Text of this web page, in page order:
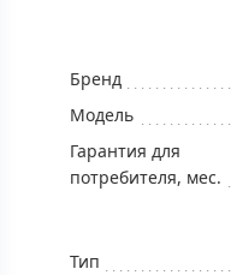
Бренд
Модель
Гарантия для
потребителя, мес.
Тип